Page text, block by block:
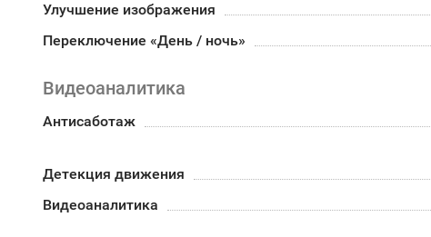
Улучшение изображения
Переключение «День / ночь»
Видеоаналитика
Антисаботаж
Детекция движения
Видеоаналитика